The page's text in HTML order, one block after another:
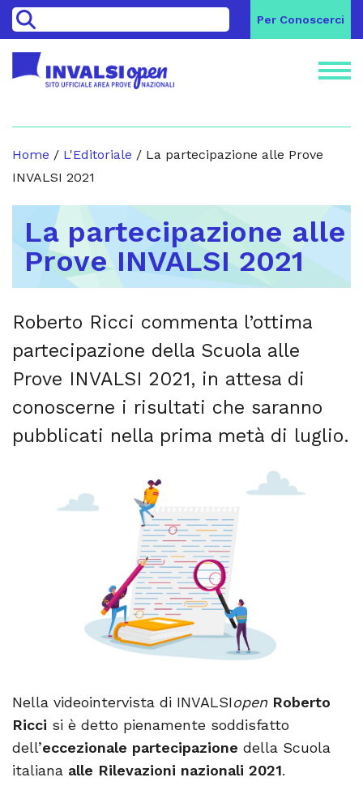
> Per Conoscerci
Home / L'Editoriale / La partecipazione alle Prove
INVALSI 2021
La partecipazione alle
Prove INVALSI 2021
Roberto Ricci commenta l’ottima
partecipazione della Scuola alle
Prove INVALSI 2021, in attesa di
conoscerne i risultati che saranno
pubblicati nella prima metà di luglio.
Nella videointervista di INVALSIopen Roberto
Ricci si è detto pienamente soddisfatto
dell’eccezionale partecipazione della Scuola
italiana alle Rilevazioni nazionali 2021.